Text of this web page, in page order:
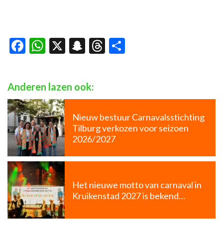
Facebook
WhatsApp
X Snapchat
Threads
Anderen lazen ook:
Nieuw bestuur Carnavalsstichting
Tilburg verkozen voor seizoen
2026/2027
Het nieuwe motto van carnaval in
Kruikenstad 2027 is bekend…